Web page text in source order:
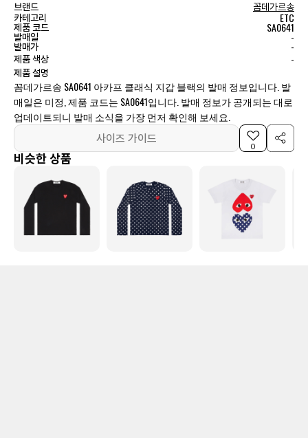
브랜드
꼼데가르송
카테고리
ETC
제품 코드 SA0641
발매일 -
발매가 -
제품 색상 -
제품 설명
꼼데가르송 SA0641 아카프 클래식 지갑 블랙의 발매 정보입니다. 발
매일은 미정, 제품 코드는 SA0641입니다. 발매 정보가 공개되는 대로
업데이트되니 발매 소식을 가장 먼저 확인해 보세요.
사이즈 가이드
0
비슷한 상품